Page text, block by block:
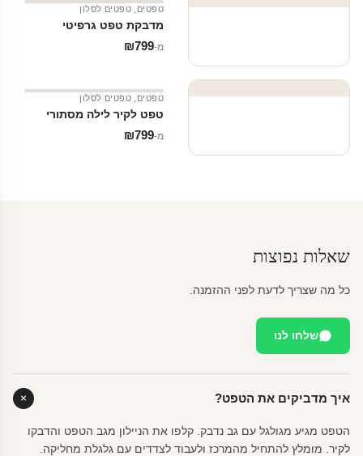
טפטים טפטים לסלון
מדבקת טפט גרפיטי
מ‑ ₪799
טפטים טפטים לסלון
טפט לקיר לילה מסתורי
מ‑ ₪799
שאלות נפוצות
כל מה שצריך לדעת לפני ההזמנה.
שלחו לנו
איך מדביקים את הטפט?
הטפט מגיע מגולגל עם גב נדבק. קלפו את הניילון מגב הטפט והדבקו
לקיר. מומלץ להתחיל מהמרכז ולעבוד לצדדים עם גלגלת מחליקה.